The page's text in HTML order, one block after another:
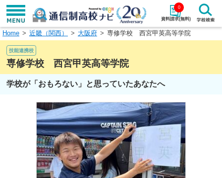
資料請求(無料)
0
学校名で探す
エリアから探す 特徴から探す
エリアを選択して探す
北海道・東北
北陸・甲信越
Home 近畿（関西） 大阪府 専修学校 西宮甲英高等学院
技能連携校
専修学校 西宮甲英高等学院
学校が「おもろない」と思っていたあなたへ